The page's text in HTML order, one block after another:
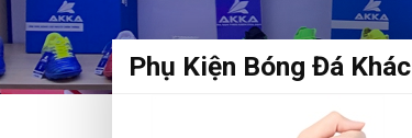
Phụ Kiện Bóng Đá Khác